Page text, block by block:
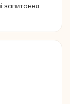
запитання.